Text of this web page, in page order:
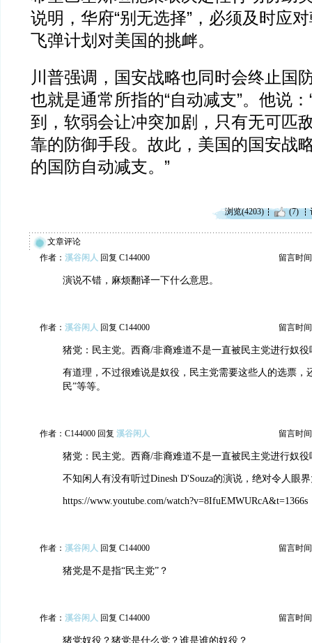
说明，华府“别无选择”，必须及时应
飞弹计划对美国的挑衅。
川普强调，国安战略也同时会终止国
也就是通常所指的“自动减支”。他说
到，软弱会让冲突加剧，只有无可匹
靠的防御手段。故此，美国的国安战
的国防自动减支。”
浏览(4203) (7)
文章评论
作者： 溪谷闲人 回复 C144000 留言时
演说不错，麻烦翻译一下什么意思。
作者： 溪谷闲人 回复 C144000 留言时
猪党：民主党。西裔/非裔难道不是一直被民主党进行
有道理，不过很难说是奴役，民主党需要这些人的选票，
民”等等。
作者：C144000 回复 溪谷闲人 留言时
猪党：民主党。西裔/非裔难道不是一直被民主党进行奴
不知闲人有没有听过Dinesh D'Souza的演说，绝对令人眼
https://www.youtube.com/watch?v=8IfuEMWURcA&t=1366s
作者： 溪谷闲人 回复 C144000 留言时
猪党是不是指“民主党”？
作者： 溪谷闲人 回复 C144000 留言时
猪党奴役？猪党是什么党？谁是谁的奴役？